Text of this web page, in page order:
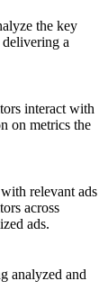
the key
a
interact with
on metrics the
relevant ads
across
ads.
analyzed and